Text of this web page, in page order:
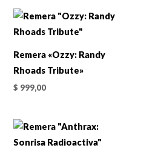
Remera «Ozzy: Randy
Rhoads Tribute»
$ 999,00